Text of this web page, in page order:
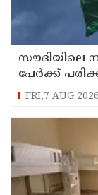
സൗദിയിലെ
പേര്‍ക്ക്
FRI,7 AUG 2026